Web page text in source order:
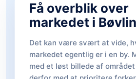
Få overblik over
markedet i
Det kan være svært at vide,
markedet egentlig er i en by.
med et løst billede af